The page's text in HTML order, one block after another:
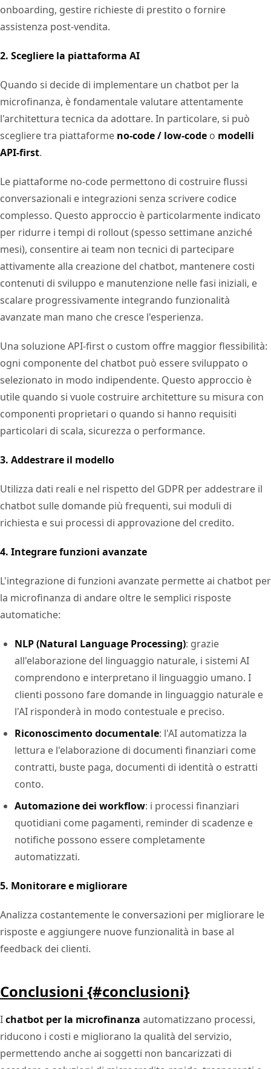
onboarding, gestire richieste di prestito o fornire
assistenza post-vendita.
2. Scegliere la piattaforma AI
Quando si decide di implementare un chatbot per la
microfinanza, è fondamentale valutare attentamente
l'architettura tecnica da adottare. In particolare, si può
scegliere tra piattaforme no-code / low-code o modelli
API-first.
Le piattaforme no-code permettono di costruire flussi
conversazionali e integrazioni senza scrivere codice
complesso. Questo approccio è particolarmente indicato
per ridurre i tempi di rollout (spesso settimane anziché
mesi), consentire ai team non tecnici di partecipare
attivamente alla creazione del chatbot, mantenere costi
contenuti di sviluppo e manutenzione nelle fasi iniziali, e
scalare progressivamente integrando funzionalità
avanzate man mano che cresce l'esperienza.
Una soluzione API-first o custom offre maggior flessibilità:
ogni componente del chatbot può essere sviluppato o
selezionato in modo indipendente. Questo approccio è
utile quando si vuole costruire architetture su misura con
componenti proprietari o quando si hanno requisiti
particolari di scala, sicurezza o performance.
3. Addestrare il modello
Utilizza dati reali e nel rispetto del GDPR per addestrare il
chatbot sulle domande più frequenti, sui moduli di
richiesta e sui processi di approvazione del credito.
4. Integrare funzioni avanzate
L'integrazione di funzioni avanzate permette ai chatbot per
la microfinanza di andare oltre le semplici risposte
automatiche:
NLP (Natural Language Processing): grazie
all'elaborazione del linguaggio naturale, i sistemi AI
comprendono e interpretano il linguaggio umano. I
clienti possono fare domande in linguaggio naturale e
l'AI risponderà in modo contestuale e preciso.
Riconoscimento documentale: l'AI automatizza la
lettura e l'elaborazione di documenti finanziari come
contratti, buste paga, documenti di identità o estratti
conto.
Automazione dei workflow: i processi finanziari
quotidiani come pagamenti, reminder di scadenze e
notifiche possono essere completamente
automatizzati.
5. Monitorare e migliorare
Analizza costantemente le conversazioni per migliorare le
risposte e aggiungere nuove funzionalità in base al
feedback dei clienti.
Conclusioni {#conclusioni}
Ichatbot per la microfinanza automatizzano processi,
riducono i costi e migliorano la qualità del servizio,
permettendo anche ai soggetti non bancarizzati di